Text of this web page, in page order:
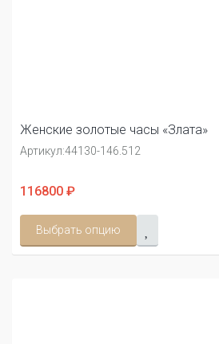
Женские золотые часы «Злата»
Артикул:44130-146.512
116800 ₽
Выбрать опцию